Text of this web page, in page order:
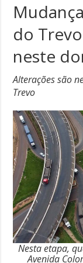
do
neste
Alterações são
Trevo
Nesta etapa,
Avenida